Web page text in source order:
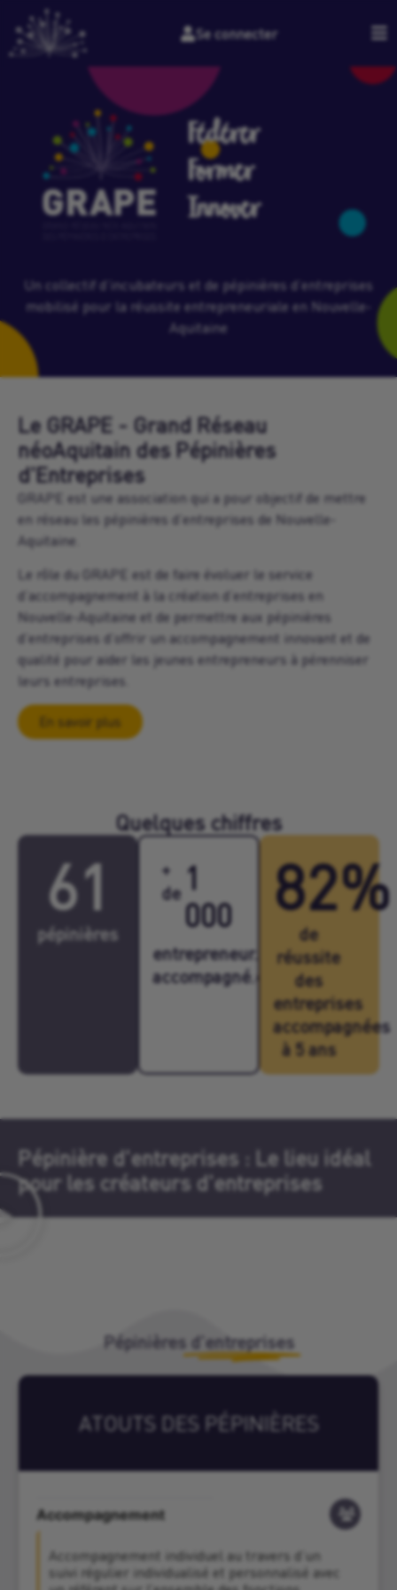
Se connecter
Fédérer
Former
Innover
Un collectif d’incubateurs et de pépinières d’entreprises
mobilisé pour la réussite entrepreneuriale en Nouvelle-
Aquitaine
Le GRAPE - Grand Réseau
néoAquitain des Pépinières
d'Entreprises
GRAPE est une association qui a pour objectif de mettre
en réseau les pépinières d’entreprises de Nouvelle-
Aquitaine.
Le rôle du GRAPE est de faire évoluer le service
d’accompagnement à la création d’entreprises en
Nouvelle-Aquitaine et de permettre aux pépinières
d’entreprises d’offrir un accompagnement innovant et de
qualité pour aider les jeunes entrepreneurs à pérenniser
leurs entreprises.
En savoir plus
Quelques chiffres
61
pépinières
+
de 1
000
entrepreneur.e.s
accompagné.e.s
82%
de
réussite
des
entreprises
accompagnées
à 5 ans
Pépinière d'entreprises : Le lieu idéal
pour les créateurs d'entreprises
Pépinières d'entreprises
ATOUTS DES PÉPINIÈRES
Accompagnement
Accompagnement individuel au travers d’un
suivi régulier individualisé et personnalisé avec